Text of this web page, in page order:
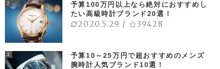
2
予算100万円以上なら絶対におすすめし
たい高級時計ブランド20選！
2020.5.29 / 39428
3
予算10～25万円で超おすすめのメンズ
腕時計人気ブランド10選！